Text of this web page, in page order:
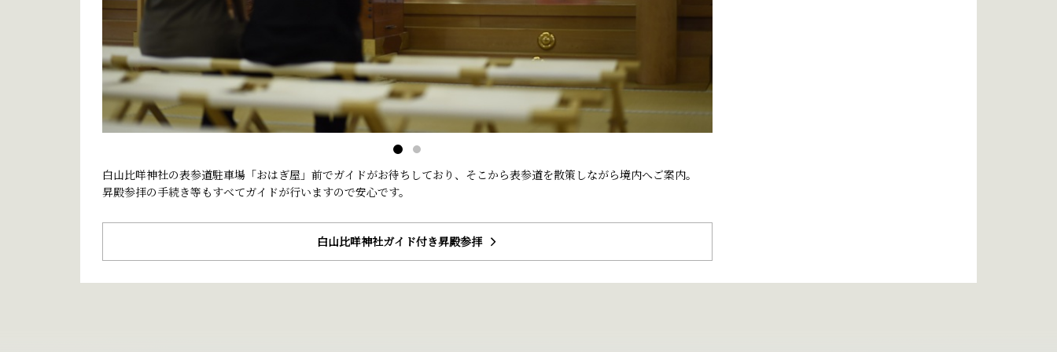
白山比咩神社の表参道駐車場「おはぎ屋」前でガイドがお待ちしており、そこから表参道を散策しながら境内へご案内。
昇殿参拝の手続き等もすべてガイドが行いますので安心です。
白山比咩神社ガイド付き昇殿参拝